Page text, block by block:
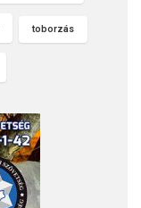
toborzás